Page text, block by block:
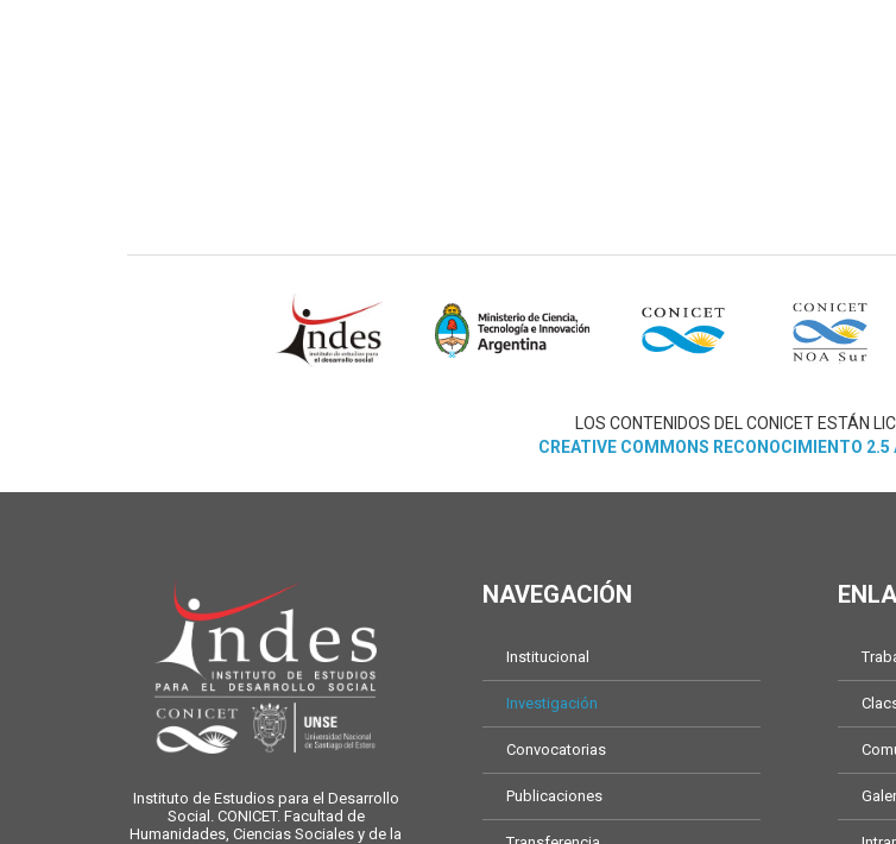
LOS CONTENIDOS DEL CONICET ESTÁN
CREATIVE COMMONS RECONOCIMIENTO 2.5
Instituto de Estudios para el Desarrollo
Social. CONICET. Facultad de
Humanidades, Ciencias Sociales y de la
NAVEGACIÓN
Institucional
Investigación
Convocatorias
Publicaciones